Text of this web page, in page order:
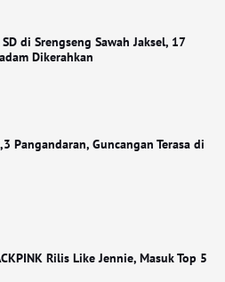
di Srengseng Sawah Jaksel, 17
Dikerahkan
Pangandaran, Guncangan Terasa di
Rilis Like Jennie, Masuk Top 5